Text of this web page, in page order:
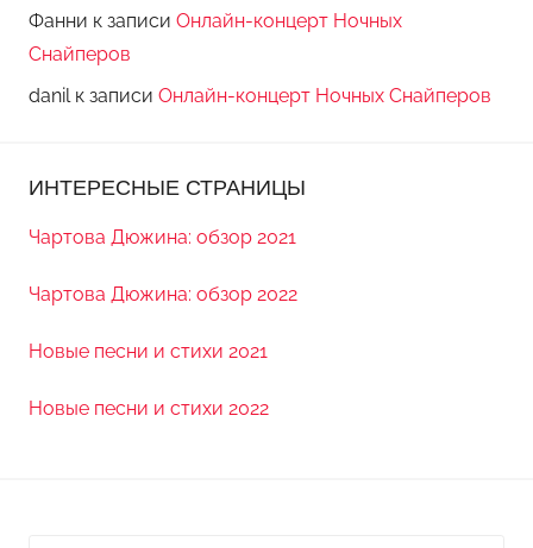
Фанни к записи Онлайн-концерт Ночных
Снайперов
danil к записи Онлайн-концерт Ночных Снайперов
ИНТЕРЕСНЫЕ СТРАНИЦЫ
Чартова Дюжина: обзор 2021
Чартова Дюжина: обзор 2022
Новые песни и стихи 2021
Новые песни и стихи 2022